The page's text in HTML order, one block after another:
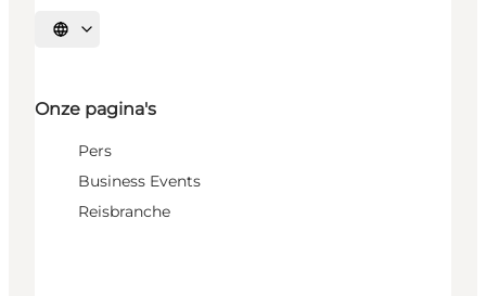
Selecteer taal
Onze pagina's
Pers
Business Events
Reisbranche